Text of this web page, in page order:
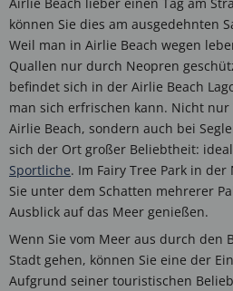
können Sie dies am ausgedehnten
Weil man in Airlie Beach wegen
Quallen nur durch Neopren
befindet sich in der Airlie Beach
man sich erfrischen kann. Nicht
Airlie Beach, sondern auch bei
sich der Ort großer Beliebtheit:
Sportliche. Im Fairy Tree Park in
Sie unter dem Schatten mehrerer
Ausblick auf das Meer genießen.
Wenn Sie vom Meer aus durch den
Stadt gehen, können Sie eine der
Aufgrund seiner touristischen